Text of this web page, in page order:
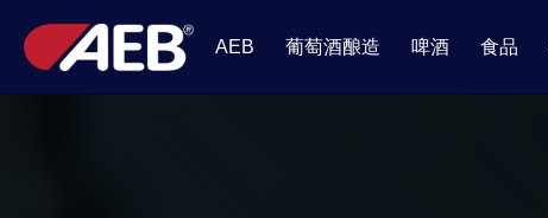
AEB 葡萄酒酿造 啤酒 食品